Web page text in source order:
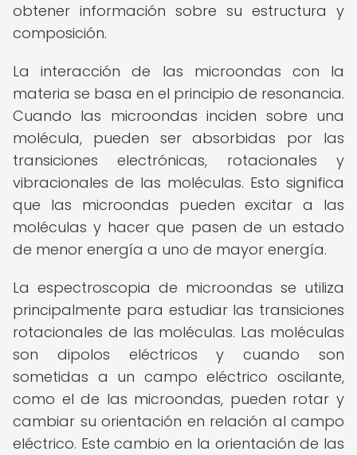
obtener información sobre su estructura y
composición.
La interacción de las microondas con la
materia se basa en el principio de resonancia.
Cuando las microondas inciden sobre una
molécula, pueden ser absorbidas por las
transiciones electrónicas, rotacionales y
vibracionales de las moléculas. Esto significa
que las microondas pueden excitar a las
moléculas y hacer que pasen de un estado
de menor energía a uno de mayor energía.
La espectroscopia de microondas se utiliza
principalmente para estudiar las transiciones
rotacionales de las moléculas. Las moléculas
son dipolos eléctricos y cuando son
sometidas a un campo eléctrico oscilante,
como el de las microondas, pueden rotar y
cambiar su orientación en relación al campo
eléctrico. Este cambio en la orientación de las